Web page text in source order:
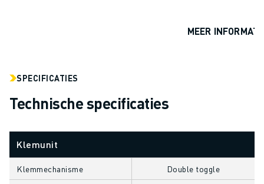
DIGITALE SERVICE TOOLS
E-STORE
DOWNLOAD CENTER » MYFANUC
OPLEIDING & ONDERWIJS
FANUC ACADEMY
OPLOSSINGEN VOOR INDUSTRIEËN
MEER
SPECIFICATIES
Technische specificaties
Klemunit
Klemmechanisme Double toggle